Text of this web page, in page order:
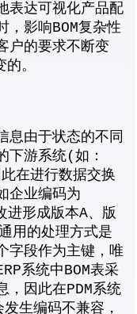
表达可视化产品配
，影响BOM复杂性
户的要求不断变
。
息由于状态的不同
下游系统(如：
在进行数据交换
企业编码为
形成版本A、版
用的处理方式是
字段作为主键，唯
系统中BOM表采
，因此在PDM系统
生编码不兼容，